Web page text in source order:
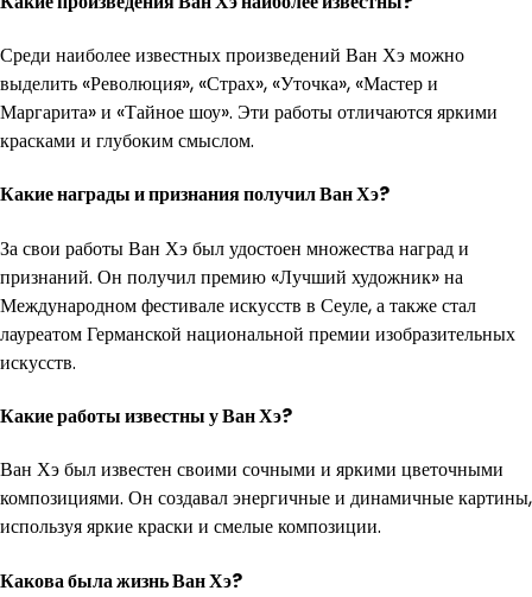
Среди наиболее известных произведений Ван Хэ можно
выделить «Революция», «Страх», «Уточка», «Мастер и
Маргарита» и «Тайное шоу». Эти работы отличаются яркими
красками и глубоким смыслом.
Какие награды и признания получил Ван Хэ?
За свои работы Ван Хэ был удостоен множества наград и
признаний. Он получил премию «Лучший художник» на
Международном фестивале искусств в Сеуле, а также стал
лауреатом Германской национальной премии изобразительных
искусств.
Какие работы известны у Ван Хэ?
Ван Хэ был известен своими сочными и яркими цветочными
композициями. Он создавал энергичные и динамичные картины,
используя яркие краски и смелые композиции.
Какова была жизнь Ван Хэ?